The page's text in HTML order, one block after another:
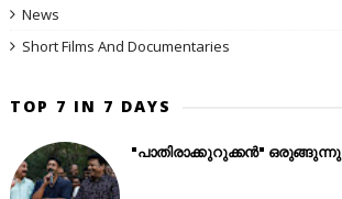
News
Short Films And Documentaries
TOP 7 IN 7 DAYS
"പാതിരാക്കുറുക്കൻ" ഒരുങ്ങുന്നു